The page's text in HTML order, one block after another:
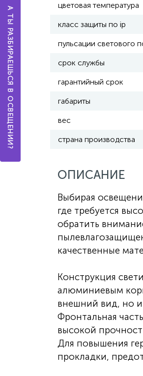
цветовая температура
класс защиты по ip
пульсации светового
срок службы
гарантийный срок
габариты
вес
страна производства
ОПИСАНИЕ
Выбирая
где требуется
обратить
качественные
Конструкция
алюминиевым
внешний вид, но и
Фронтальная
высокой
Для повышения
прокладки,
А ТЫ РАЗБИРАЕШЬСЯ В ОСВЕЩЕНИИ?